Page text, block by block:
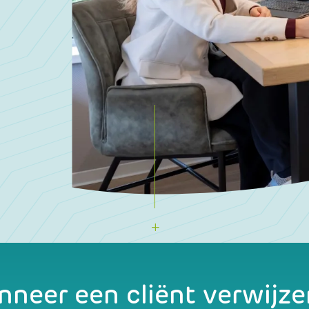
een cliënt